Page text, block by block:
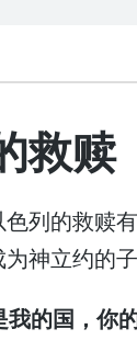
救赎
列的救赎
神立约的
我的国，你